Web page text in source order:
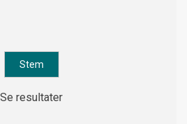
Se resultater